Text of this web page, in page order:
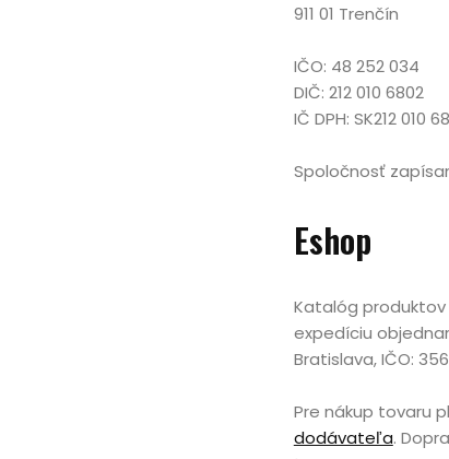
911 01 Trenčín
IČO: 48 252 034
DIČ: 212 010 6802
IČ DPH: SK212 010
Spoločnosť
Eshop
Katalóg
expedíciu
Bratislava, IČO:
Pre nákup tovaru
dodávateľa.